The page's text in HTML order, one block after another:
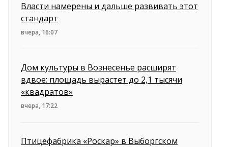
Власти намерены и дальше развивать этот
стандарт
вчера, 16:07
Дом культуры в Вознесенье расширят
вдвое: площадь вырастет до 2,1 тысячи
«квадратов»
вчера, 17:22
Птицефабрика «Роскар» в Выборгском